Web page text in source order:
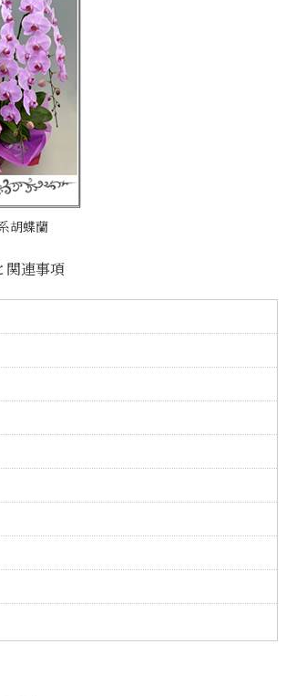
胡蝶蘭
関連事項